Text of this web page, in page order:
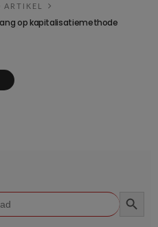
op kapitalisatiemethode